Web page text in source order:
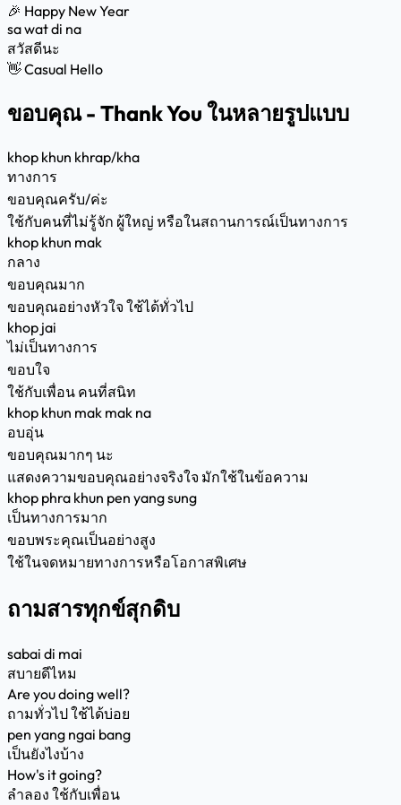
🎉 Happy New Year
sa wat di na
สวัสดีนะ
👋 Casual Hello
ขอบคุณ - Thank You ในหลายรูปแบบ
khop khun khrap/kha
ทางการ
ขอบคุณครับ/ค่ะ
ใช้กับคนที่ไม่รู้จัก ผู้ใหญ่ หรือในสถานการณ์เป็นทางการ
khop khun mak
กลาง
ขอบคุณมาก
ขอบคุณอย่างหัวใจ ใช้ได้ทั่วไป
khop jai
ไม่เป็นทางการ
ขอบใจ
ใช้กับเพื่อน คนที่สนิท
khop khun mak mak na
อบอุ่น
ขอบคุณมากๆ นะ
แสดงความขอบคุณอย่างจริงใจ มักใช้ในข้อความ
khop phra khun pen yang sung
เป็นทางการมาก
ขอบพระคุณเป็นอย่างสูง
ใช้ในจดหมายทางการหรือโอกาสพิเศษ
ถามสารทุกข์สุกดิบ
sabai di mai
สบายดีไหม
Are you doing well?
ถามทั่วไป ใช้ได้บ่อย
pen yang ngai bang
เป็นยังไงบ้าง
How's it going?
ลำลอง ใช้กับเพื่อน